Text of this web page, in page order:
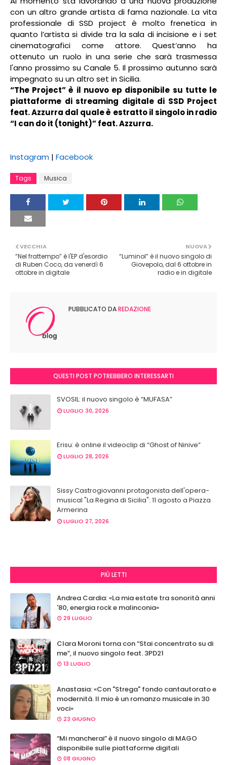
con un altro grande artista di fama nazionale. La vita
professionale di SSD project è molto frenetica in
quanto l’artista si divide tra la sala di incisione e i set
cinematografici come attore. Quest’anno ha
ottenuto un ruolo in una serie che sarà trasmessa
l'anno prossimo su Canale 5. Il prossimo autunno sarà
impegnato su un altro set in Sicilia.
“The Project” è il nuovo ep disponibile su tutte le
piattaforme di streaming digitale di SSD Project
feat. Azzurra dal quale è estratto il singolo in radio
“I can do it (tonight)” feat. Azzurra.
Instagram | Facebook
Tags Musica
NUOVA
“Luminol” è il nuovo singolo di
Giovepolo, dal 6 ottobre in
radio e in digitale
VECCHIA
“Nel frattempo” è l'EP d'esordio
di Ruben Coco, da venerdì 6
ottobre in digitale
PUBBLICATO DAREDAZIONE
QUESTI POST POTREBBERO INTERESSARTI
SVOSIL: il nuovo singolo è “MUFASA”
LUGLIO 30, 2026
Erisu: è online il videoclip di “Ghost of Ninive”
LUGLIO 28, 2026
Sissy Castrogiovanni protagonista dell'opera-
musical "La Regina di Sicilia": 11 agosto a Piazza
Armerina
LUGLIO 27, 2026
PIÙ LETTI
Andrea Cardia: «La mia estate tra sonorità anni
'80, energia rock e malinconia»
29 LUGLIO
Clara Moroni torna con “Stai concentrato su di
me”, il nuovo singolo feat. 3PD21
13 LUGLIO
Anastasia: «Con "Strega" fondo cantautorato e
modernità. Il mio è un romanzo musicale in 30
voci»
23 GIUGNO
“Mi mancherai” è il nuovo singolo di MAGO
disponibile sulle piattaforme digitali
08 GIUGNO